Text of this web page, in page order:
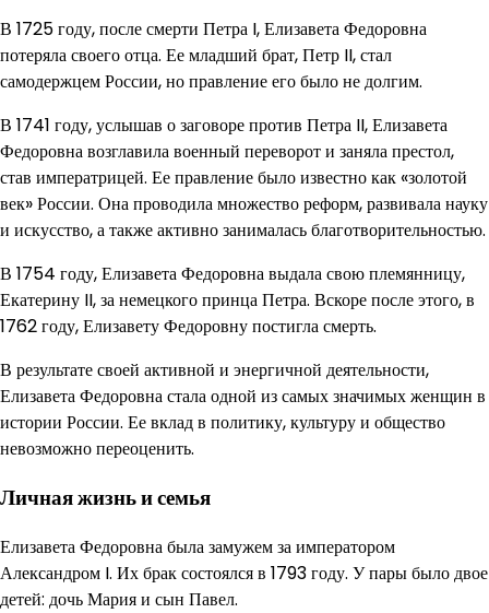
В 1725 году, после смерти Петра I, Елизавета Федоровна
потеряла своего отца. Ее младший брат, Петр II, стал
самодержцем России, но правление его было не долгим.
В 1741 году, услышав о заговоре против Петра II, Елизавета
Федоровна возглавила военный переворот и заняла престол,
став императрицей. Ее правление было известно как «золотой
век» России. Она проводила множество реформ, развивала науку
и искусство, а также активно занималась благотворительностью.
В 1754 году, Елизавета Федоровна выдала свою племянницу,
Екатерину II, за немецкого принца Петра. Вскоре после этого, в
1762 году, Елизавету Федоровну постигла смерть.
В результате своей активной и энергичной деятельности,
Елизавета Федоровна стала одной из самых значимых женщин в
истории России. Ее вклад в политику, культуру и общество
невозможно переоценить.
Личная жизнь и семья
Елизавета Федоровна была замужем за императором
Александром I. Их брак состоялся в 1793 году. У пары было двое
детей: дочь Мария и сын Павел.